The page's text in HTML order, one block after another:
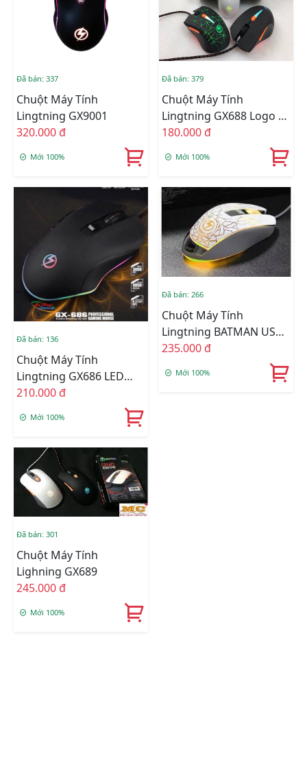
Đã bán: 337
Chuột Máy Tính
Lingtning GX9001
320.000 đ
Mới 100%
Đã bán: 379
Chuột Máy Tính
Lingtning GX688 Logo 7
Màu Tự Thay Đổi
180.000 đ
Mới 100%
Đã bán: 136
Chuột Máy Tính
Lingtning GX686 LED
RGB
210.000 đ
Mới 100%
Đã bán: 266
Chuột Máy Tính
Lingtning BATMAN USB
Chuyên Game
235.000 đ
Mới 100%
Đã bán: 301
Chuột Máy Tính
Lighning GX689
245.000 đ
Mới 100%